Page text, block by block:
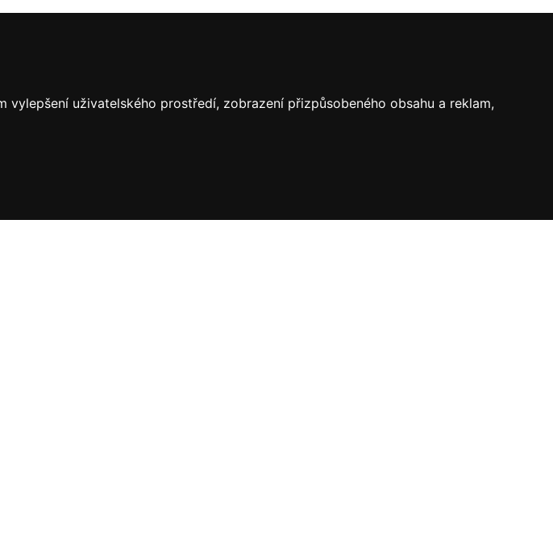
uživatelského prostředí, zobrazení přizpůsobeného obsahu a reklam,